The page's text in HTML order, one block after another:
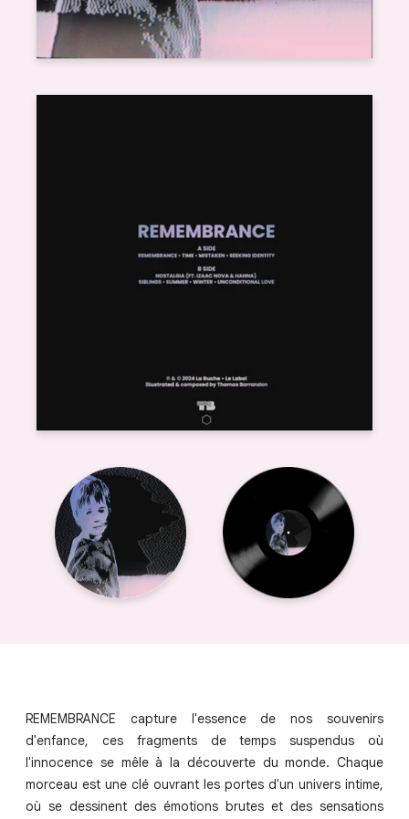
REMEMBRANCE capture l'essence de nos souvenirs
d'enfance, ces fragments de temps suspendus où
l'innocence se mêle à la découverte du monde. Chaque
morceau est une clé ouvrant les portes d'un univers intime,
où se dessinent des émotions brutes et des sensations